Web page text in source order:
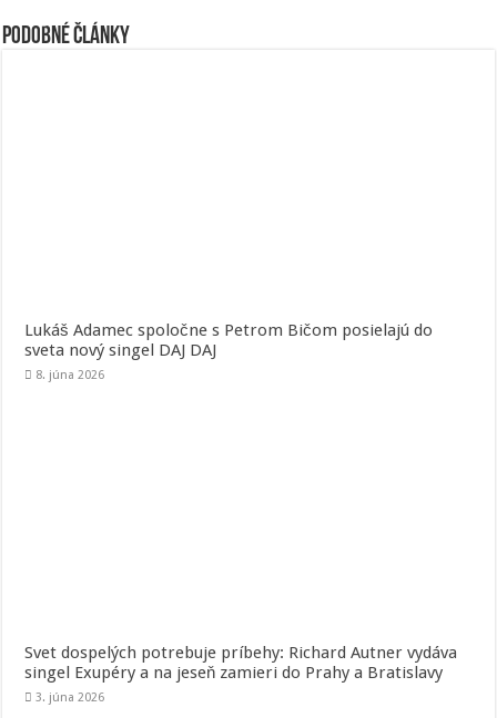
Podobné články
Lukáš Adamec spoločne s Petrom Bičom posielajú do
sveta nový singel DAJ DAJ
8. júna 2026
Svet dospelých potrebuje príbehy: Richard Autner vydáva
singel Exupéry a na jeseň zamieri do Prahy a Bratislavy
3. júna 2026